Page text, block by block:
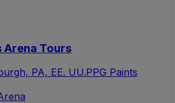
Arena Tours
PA, EE. UU.PPG Paints